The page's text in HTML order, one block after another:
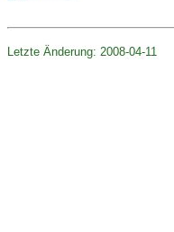
Letzte Änderung: 2008-04-11